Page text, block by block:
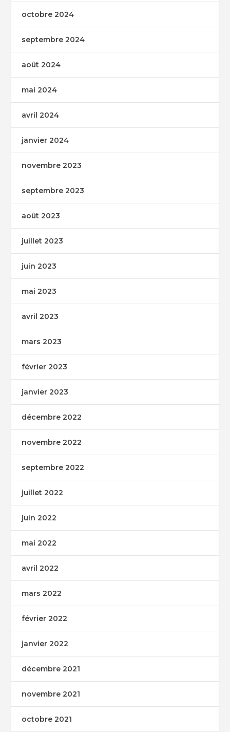
octobre 2024
septembre 2024
août 2024
mai 2024
avril 2024
janvier 2024
novembre 2023
septembre 2023
août 2023
juillet 2023
juin 2023
mai 2023
avril 2023
mars 2023
février 2023
janvier 2023
décembre 2022
novembre 2022
septembre 2022
juillet 2022
juin 2022
mai 2022
avril 2022
mars 2022
février 2022
janvier 2022
décembre 2021
novembre 2021
octobre 2021